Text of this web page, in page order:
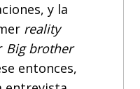
y la
reality
Big brother
entonces,